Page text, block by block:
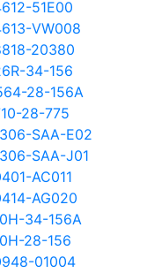
51E00
VW008
20380
34-156
28-156A
28-775
SAA-E02
SAA-J01
AC011
AG020
34-156A
28-156
01004